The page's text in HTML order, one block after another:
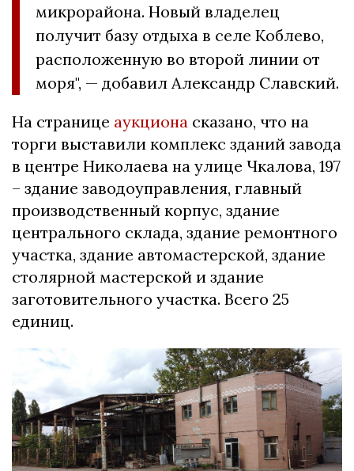
микрорайона. Новый владелец
получит базу отдыха в селе Коблево,
расположенную во второй линии от
моря", — добавил Александр Славский.
На странице аукциона сказано, что на
торги выставили комплекс зданий завода
в центре Николаева на улице Чкалова, 197
– здание заводоуправления, главный
производственный корпус, здание
центрального склада, здание ремонтного
участка, здание автомастерской, здание
столярной мастерской и здание
заготовительного участка. Всего 25
единиц.